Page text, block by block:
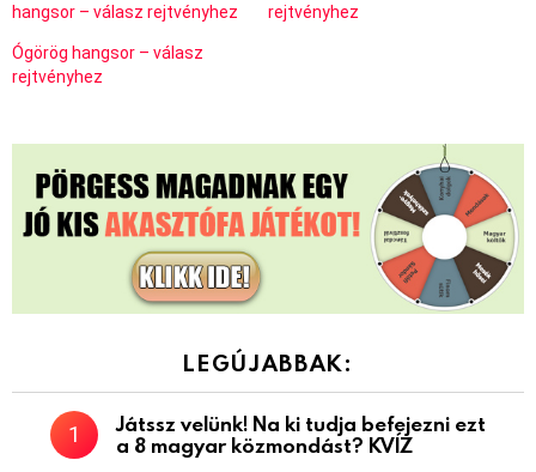
hangsor – válasz rejtvényhez
rejtvényhez
Ógörög hangsor – válasz
rejtvényhez
LEGÚJABBAK:
Játssz velünk! Na ki tudja befejezni ezt
a 8 magyar közmondást? KVÍZ